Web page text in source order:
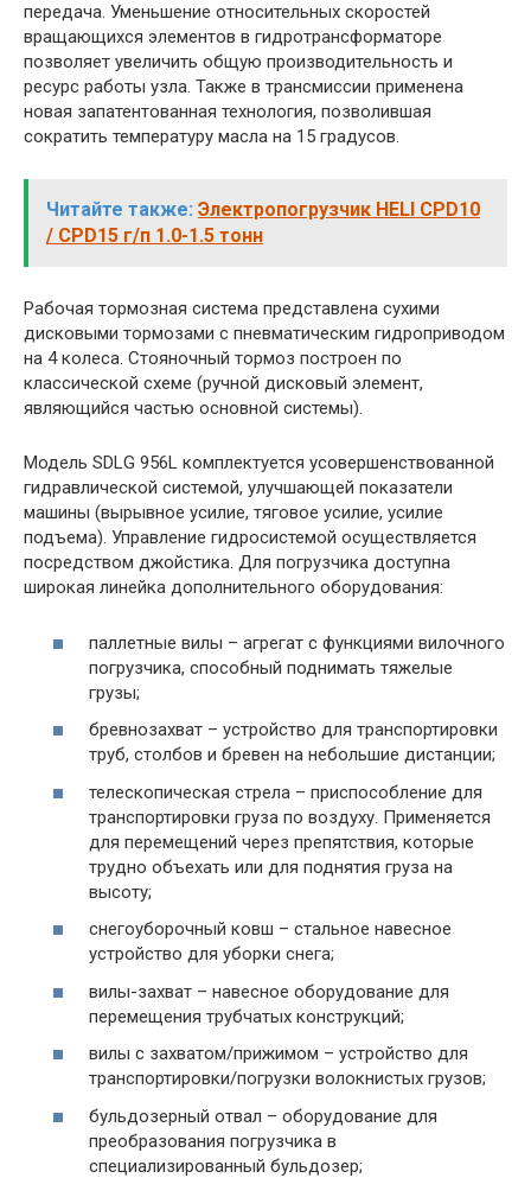
передача. Уменьшение относительных скоростей
вращающихся элементов в гидротрансформаторе
позволяет увеличить общую производительность и
ресурс работы узла. Также в трансмиссии применена
новая запатентованная технология, позволившая
сократить температуру масла на 15 градусов.
Читайте также: Электропогрузчик HELI CPD10
/ CPD15 г/п 1.0-1.5 тонн
Рабочая тормозная система представлена сухими
дисковыми тормозами с пневматическим гидроприводом
на 4 колеса. Стояночный тормоз построен по
классической схеме (ручной дисковый элемент,
являющийся частью основной системы).
Модель SDLG 956L комплектуется усовершенствованной
гидравлической системой, улучшающей показатели
машины (вырывное усилие, тяговое усилие, усилие
подъема). Управление гидросистемой осуществляется
посредством джойстика. Для погрузчика доступна
широкая линейка дополнительного оборудования:
паллетные вилы – агрегат с функциями вилочного
погрузчика, способный поднимать тяжелые
грузы;
бревнозахват – устройство для транспортировки
труб, столбов и бревен на небольшие дистанции;
телескопическая стрела – приспособление для
транспортировки груза по воздуху. Применяется
для перемещений через препятствия, которые
трудно объехать или для поднятия груза на
высоту;
снегоуборочный ковш – стальное навесное
устройство для уборки снега;
вилы-захват – навесное оборудование для
перемещения трубчатых конструкций;
вилы с захватом/прижимом – устройство для
транспортировки/погрузки волокнистых грузов;
бульдозерный отвал – оборудование для
преобразования погрузчика в
специализированный бульдозер;